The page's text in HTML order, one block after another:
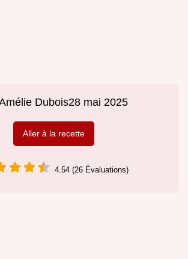
Dubois28 mai 2025
Aller à la recette
4.54 (26 Évaluations)